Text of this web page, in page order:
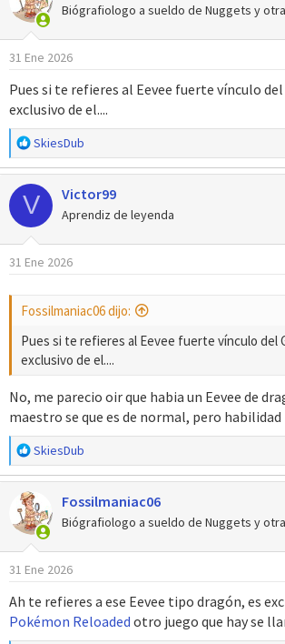
Biógrafiologo a sueldo de Nuggets y
31 Ene 2026
Pues si te refieres al Eevee fuerte vínculo
exclusivo de el....
R
e
a
c
c
i
o
n
:
SkiesDub
V Victor99
Aprendiz de leyenda
31 Ene 2026
Fossilmaniac06 dijo:
Pues si te refieres al Eevee fuerte vínculo del
exclusivo de el....
No, me parecio oir que habia un Eevee de
maestro se que es de normal, pero
R
e
a
c
c
i
o
n
s
:
SkiesDub
Fossilmaniac06
Biógrafiologo a sueldo de Nuggets y
31 Ene 2026
Ah te refieres a ese Eevee tipo dragón, es
Pokémon Reloaded otro juego que hay se